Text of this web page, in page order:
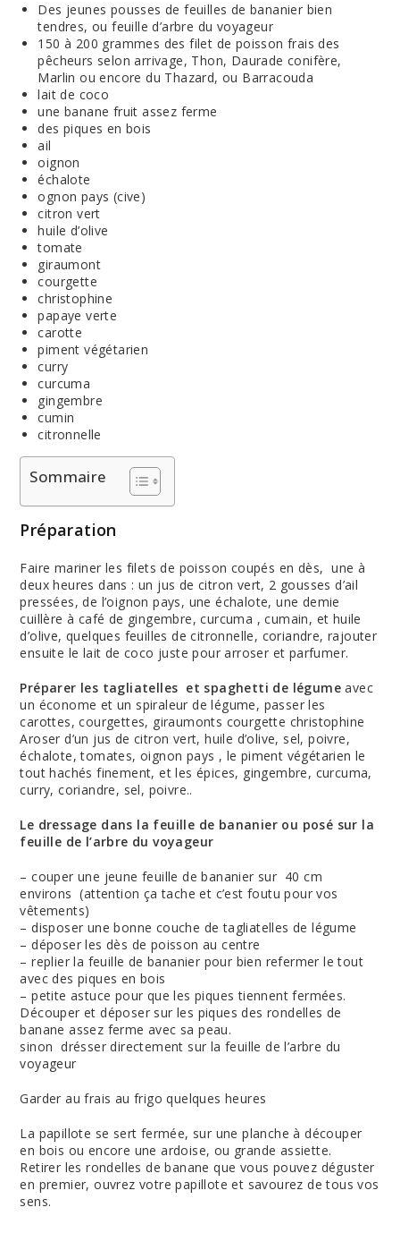
Des jeunes pousses de feuilles de bananier bien
tendres, ou feuille d’arbre du voyageur
150 à 200 grammes des filet de poisson frais des
pêcheurs selon arrivage, Thon, Daurade conifère,
Marlin ou encore du Thazard, ou Barracouda
lait de coco
une banane fruit assez ferme
des piques en bois
ail
oignon
échalote
ognon pays (cive)
citron vert
huile d’olive
tomate
giraumont
courgette
christophine
papaye verte
carotte
piment végétarien
curry
curcuma
gingembre
cumin
citronnelle
Sommaire
Préparation
Faire mariner les filets de poisson coupés en dès, une à
deux heures dans : un jus de citron vert, 2 gousses d’ail
pressées, de l’oignon pays, une échalote, une demie
cuillère à café de gingembre, curcuma , cumain, et huile
d’olive, quelques feuilles de citronnelle, coriandre, rajouter
ensuite le lait de coco juste pour arroser et parfumer.
Préparer les tagliatelles et spaghetti de légume avec
un économe et un spiraleur de légume, passer les
carottes, courgettes, giraumonts courgette christophine
Aroser d’un jus de citron vert, huile d’olive, sel, poivre,
échalote, tomates, oignon pays , le piment végétarien le
tout hachés finement, et les épices, gingembre, curcuma,
curry, coriandre, sel, poivre..
Le dressage dans la feuille de bananier ou posé sur la
feuille de l’arbre du voyageur
– couper une jeune feuille de bananier sur 40 cm
environs (attention ça tache et c’est foutu pour vos
vêtements)
– disposer une bonne couche de tagliatelles de légume
– déposer les dès de poisson au centre
– replier la feuille de bananier pour bien refermer le tout
avec des piques en bois
– petite astuce pour que les piques tiennent fermées.
Découper et déposer sur les piques des rondelles de
banane assez ferme avec sa peau.
sinon drésser directement sur la feuille de l’arbre du
voyageur
Garder au frais au frigo quelques heures
La papillote se sert fermée, sur une planche à découper
en bois ou encore une ardoise, ou grande assiette.
Retirer les rondelles de banane que vous pouvez déguster
en premier, ouvrez votre papillote et savourez de tous vos
sens.